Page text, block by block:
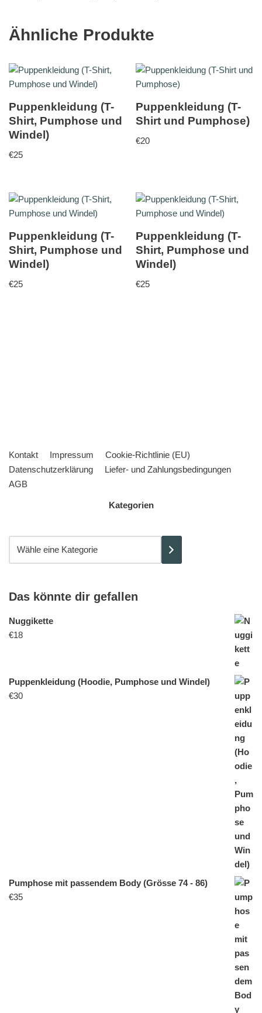
Ähnliche Produkte
Puppenkleidung (T-
Shirt, Pumphose und
Windel)
€25
Puppenkleidung (T-
Shirt und Pumphose)
€20
Puppenkleidung (T-
Shirt, Pumphose und
Windel)
€25
Puppenkleidung (T-
Shirt, Pumphose und
Windel)
€25
Kontakt Impressum
Cookie-Richtlinie (EU)
Datenschutzerklärung
Liefer- und Zahlungsbedingungen
AGB
Kategorien
Das könnte dir gefallen
Nuggikette
€18
Puppenkleidung (Hoodie, Pumphose und Windel)
€30
Pumphose mit passendem Body (Grösse 74 - 86)
€35